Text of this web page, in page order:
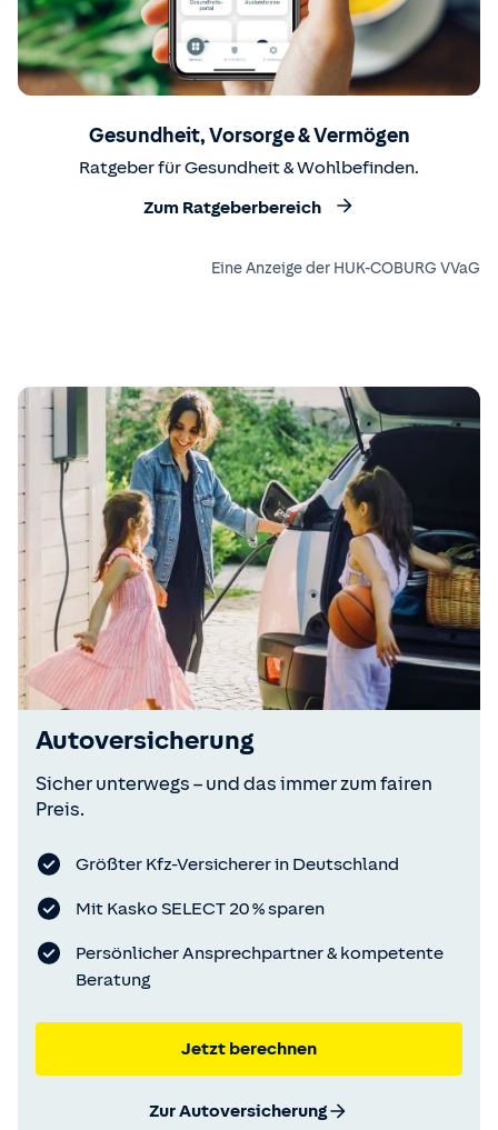
Gesundheit, Vorsorge & Vermögen
Ratgeber für Gesundheit & Wohlbefinden.
Zum Ratgeberbereich
Eine Anzeige der HUK-COBURG VVaG
Autoversicherung
Sicher unterwegs – und das immer zum fairen
Preis.
Größter Kfz-Versicherer in Deutschland
Mit Kasko SELECT 20 % sparen
Persönlicher Ansprechpartner & kompetente
Beratung
Jetzt berechnen
Zur Autoversicherung